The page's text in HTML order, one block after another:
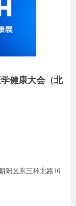
健康大会（北
阳区东三环北路16